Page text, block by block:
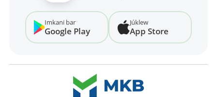
Imkani bar
Google Play
Júklew
App Store